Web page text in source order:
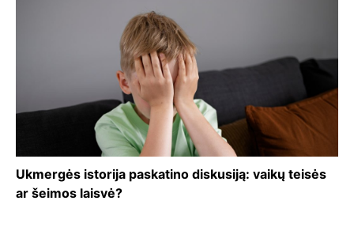
Ukmergės istorija paskatino diskusiją: vaikų teisės
ar šeimos laisvė?